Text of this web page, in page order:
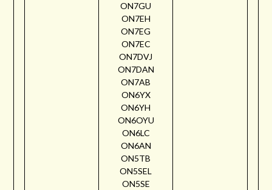
ON7GU
ON7EH
ON7EG
ON7EC
ON7DVJ
ON7DAN
ON7AB
ON6YX
ON6YH
ON6OYU
ON6LC
ON6AN
ON5TB
ON5SEL
ON5SE